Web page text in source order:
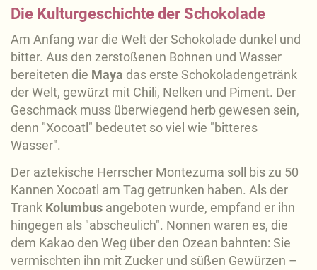
Die Kulturgeschichte der Schokolade
Am Anfang war die Welt der Schokolade dunkel und
bitter. Aus den zerstoßenen Bohnen und Wasser
bereiteten die Maya das erste Schokoladengetränk
der Welt, gewürzt mit Chili, Nelken und Piment. Der
Geschmack muss überwiegend herb gewesen sein,
denn "Xocoatl" bedeutet so viel wie "bitteres
Wasser".
Der aztekische Herrscher Montezuma soll bis zu 50
Kannen Xocoatl am Tag getrunken haben. Als der
Trank Kolumbus angeboten wurde, empfand er ihn
hingegen als "abscheulich". Nonnen waren es, die
dem Kakao den Weg über den Ozean bahnten: Sie
vermischten ihn mit Zucker und süßen Gewürzen –